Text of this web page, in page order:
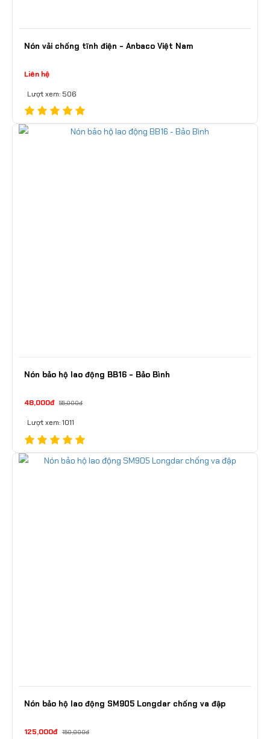
Nón vải chống tĩnh điện - Anbaco Việt Nam
Liên hệ
Lượt xem: 506
Nón bảo hộ lao động BB16 - Bảo Bình
48,000đ 55,000đ
Lượt xem: 1011
Nón bảo hộ lao động SM905 Longdar chống va đập
125,000đ 150,000đ